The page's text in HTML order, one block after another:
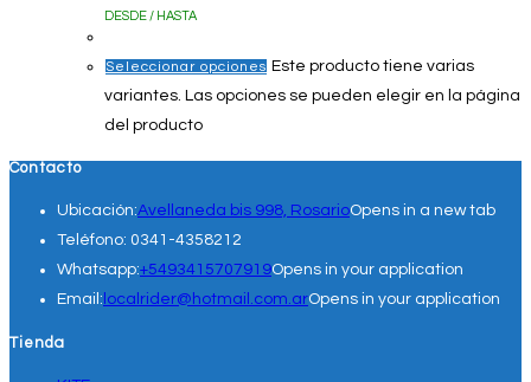
DESDE / HASTA
Seleccionar opciones Este producto tiene varias
variantes. Las opciones se pueden elegir en la página
del producto
Contacto
Ubicación:Avellaneda bis 998, RosarioOpens in a new tab
Teléfono: 0341-4358212
Whatsapp:+5493415707919Opens in your application
Email: localrider@hotmail.com.arOpens in your application
Tienda